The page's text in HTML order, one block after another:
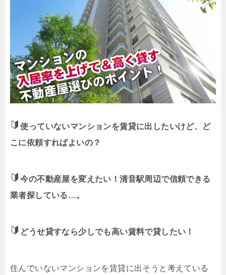
使っていないマンションを賃貸に出したいけど、ど
こに依頼すればよいの？
今の不動産屋を変えたい！清音駅周辺で信頼できる
業者探している…。
どうせ貸すなら少しでも高い賃料で貸したい！
住んでいないマンションを賃貸に出そうと考えている